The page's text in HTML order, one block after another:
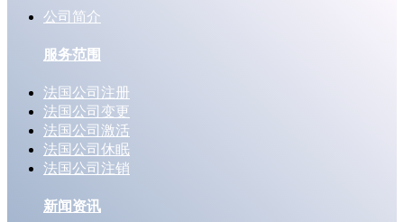
公司简介
服务范围
法国公司注册
法国公司变更
法国公司激活
法国公司休眠
法国公司注销
新闻资讯